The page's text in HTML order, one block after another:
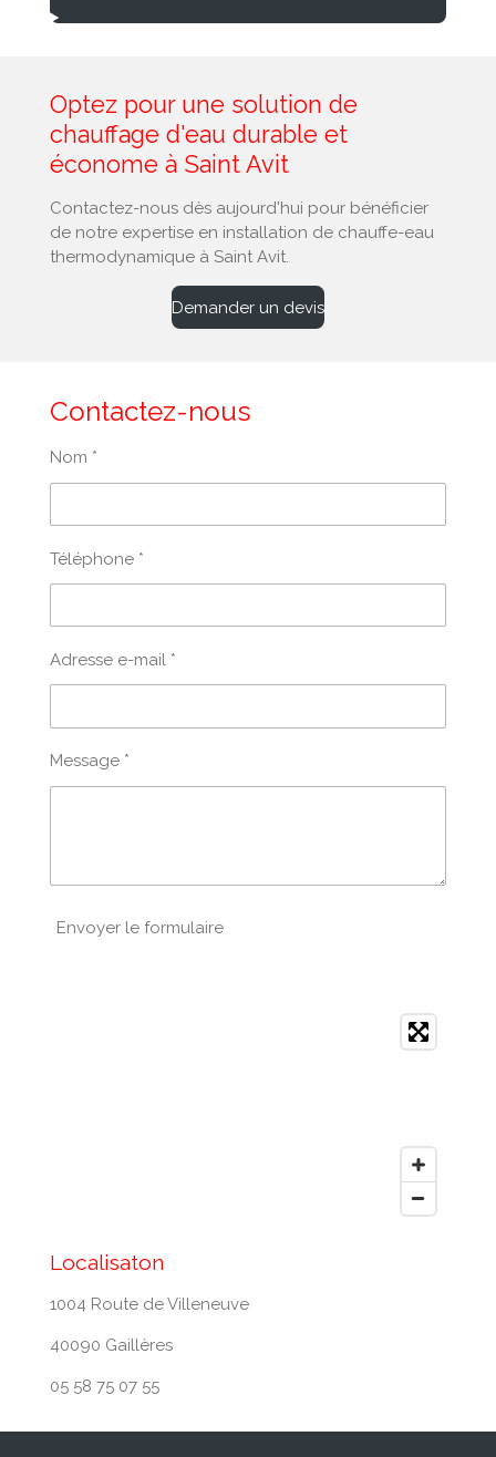
Optez pour une solution de
chauffage d'eau durable et
économe à Saint Avit
Contactez-nous dès aujourd'hui pour bénéficier
de notre expertise en installation de chauffe-eau
thermodynamique à Saint Avit.
Demander un devis
Contactez-nous
Nom *
Téléphone *
Adresse e-mail *
Message *
Envoyer le formulaire
Localisaton
1004 Route de Villeneuve
40090 Gaillères
05 58 75 07 55